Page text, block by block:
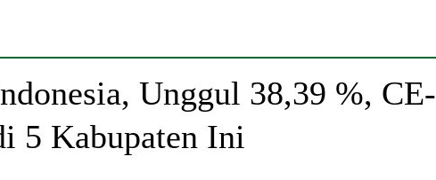
Unggul 38,39 %, CE-
5 Kabupaten Ini